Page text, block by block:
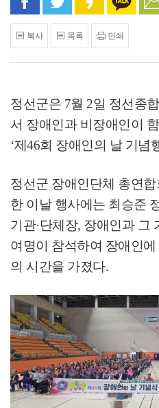
복사 목록 인쇄
정선군은 7월 2일 정선종
서 장애인과 비장애인이
‘제 46회 장애인의 날 기념
정선군 장애인단체 총연합
한 이날 행사에는 최승준
기관·단체장, 장애인과 그
여명이 참석하여 장애인
의 시간을 가졌다.